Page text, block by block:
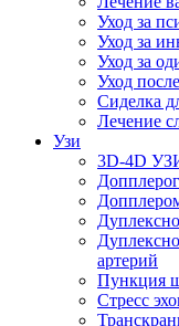
Уход за
Уход за
Уход за
Уход
Сиделка
Лечение
Узи
3D-4D
артерий
Пункция
Стресс